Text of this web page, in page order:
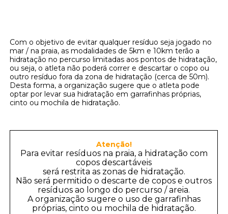
Com o objetivo de evitar qualquer resíduo seja jogado no
mar / na praia, as modalidades de 5km e 10km terão a
hidratação no percurso limitadas aos pontos de hidratação,
ou seja, o atleta não poderá correr e descartar o copo ou
outro resíduo fora da zona de hidratação (cerca de 50m).
Desta forma, a organização sugere que o atleta pode
optar por levar sua hidratação em garrafinhas próprias,
cinto ou mochila de hidratação.
Atenção!
Para evitar resíduos na praia, a hidratação com
copos descartáveis
será restrita as zonas de hidratação.
Não será permitido o descarte de copos e outros
resíduos ao longo do percurso / areia.
A organização sugere o uso de garrafinhas
próprias, cinto ou mochila de hidratação.